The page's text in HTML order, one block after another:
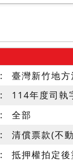
臺灣新竹地方
114年度司執
全部
清償票款(不
抵押權拍定後